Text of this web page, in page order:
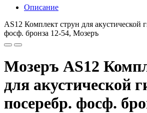
Описание
AS12 Комплект струн для акустической
фосф. бронза 12-54, Мозеръ
Мозеръ AS12
для акустической
посеребр. фосф.